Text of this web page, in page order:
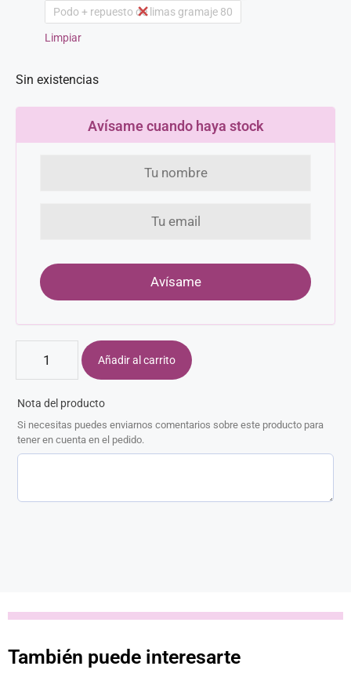
Podo + repuesto de limas gramaje 80
Limpiar
Sin existencias
Avísame cuando haya stock
Añadir al carrito
Nota del producto
Si necesitas puedes enviarnos comentarios sobre este producto para
tener en cuenta en el pedido.
También puede interesarte